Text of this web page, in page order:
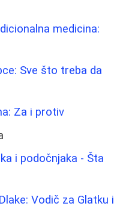
medicina:
Sve što treba da
Za i protiv
i podočnjaka - Šta
Vodič za Glatku i